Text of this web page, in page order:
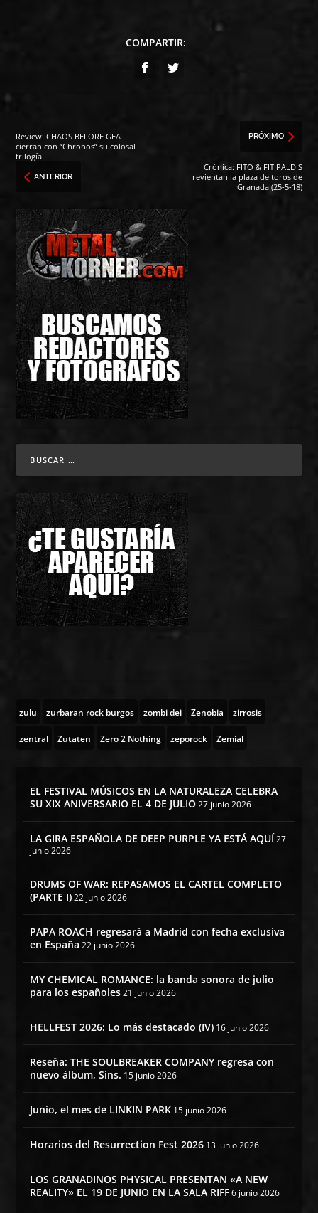
COMPARTIR:
Review: CHAOS BEFORE GEA
cierran con “Chronos” su colosal
trilogía
ANTERIOR
PRÓXIMO
Crónica: FITO & FITIPALDIS
revientan la plaza de toros de
Granada (25-5-18)
zulu zurbaran rock burgos zombi dei Zenobia zirrosis
zentral Zutaten Zero 2 Nothing zeporock Zemial
EL FESTIVAL MÚSICOS EN LA NATURALEZA CELEBRA
SU XIX ANIVERSARIO EL 4 DE JULIO 27 junio 2026
LA GIRA ESPAÑOLA DE DEEP PURPLE YA ESTÁ AQUÍ27
junio 2026
DRUMS OF WAR: REPASAMOS EL CARTEL COMPLETO
(PARTE I) 22 junio 2026
PAPA ROACH regresará a Madrid con fecha exclusiva
en España 22 junio 2026
MY CHEMICAL ROMANCE: la banda sonora de julio
para los españoles 21 junio 2026
HELLFEST 2026: Lo más destacado (IV) 16 junio 2026
Reseña: THE SOULBREAKER COMPANY regresa con
nuevo álbum, Sins. 15 junio 2026
Junio, el mes de LINKIN PARK 15 junio 2026
Horarios del Resurrection Fest 2026 13 junio 2026
LOS GRANADINOS PHYSICAL PRESENTAN «A NEW
REALITY» EL 19 DE JUNIO EN LA SALA RIFF 6 junio 2026